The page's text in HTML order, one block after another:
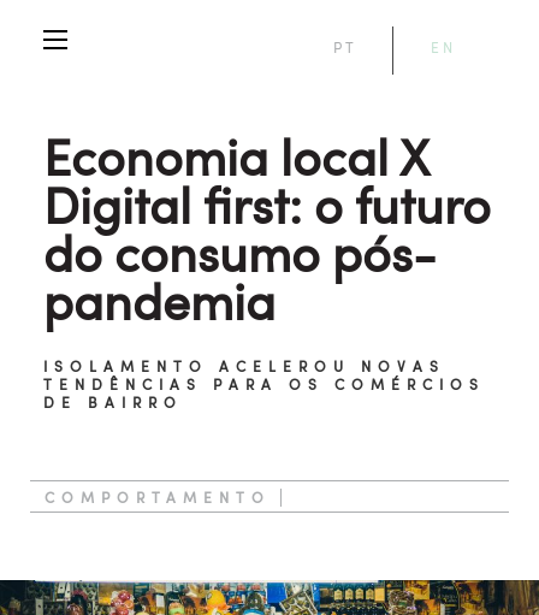
PT EN
Economia local X
Digital first: o futuro
do consumo pós-
pandemia
ISOLAMENTO ACELEROU NOVAS
TENDÊNCIAS PARA OS COMÉRCIOS
DE BAIRRO
COMPORTAMENTO